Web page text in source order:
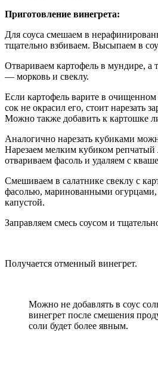
Приготовление винегрета:
Для соуса смешаем в
тщательно взбиваем. Высыпаем в
Отвариваем картофель в мундире, а
— морковь и свеклу.
Если картофель варите в
сок не окрасил его, стоит нарезать
Можно также добавить к картошке
Аналогично нарезать кубиками
Нарезаем мелким кубиком репчатый
отвариваем фасоль и удаляем с
Смешиваем в салатнике свеклу с
фасолью, маринованными
капустой.
Заправляем смесь соусом и
Получается отменный винегрет.
Можно не добавлять в соус
винегрет после смешения
соли будет более явным.